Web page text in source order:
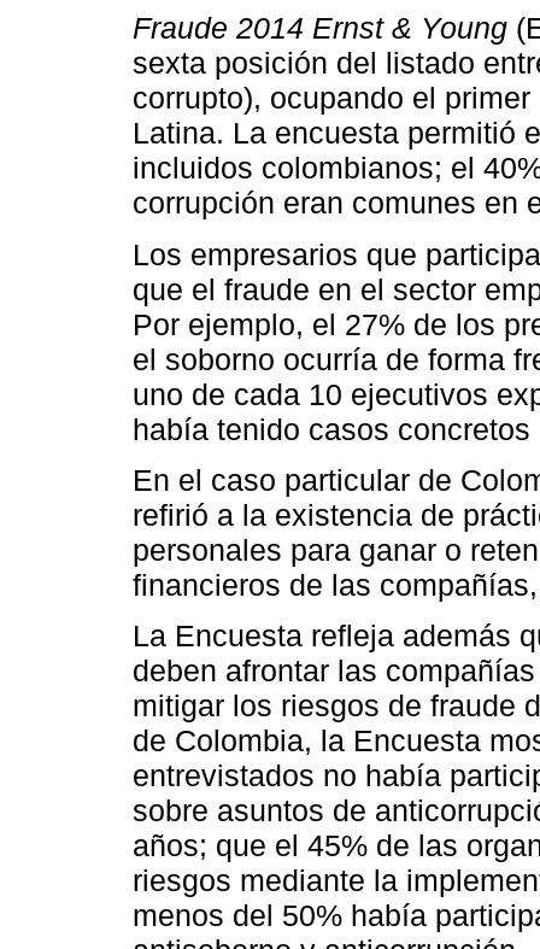
Fraude 2014 Ernst & Young
sexta posición del listado
corrupto), ocupando el
Latina. La encuesta permitió
incluidos colombianos; el
corrupción eran comunes en
Los empresarios que
que el fraude en el sector
Por ejemplo, el 27% de los
el soborno ocurría de forma
uno de cada 10 ejecutivos
había tenido casos
En el caso particular de
refirió a la existencia de
personales para ganar o
financieros de las
La Encuesta refleja además
deben afrontar las
mitigar los riesgos de fraude
de Colombia, la Encuesta
entrevistados no había
sobre asuntos de
años; que el 45% de las
riesgos mediante la
menos del 50% había